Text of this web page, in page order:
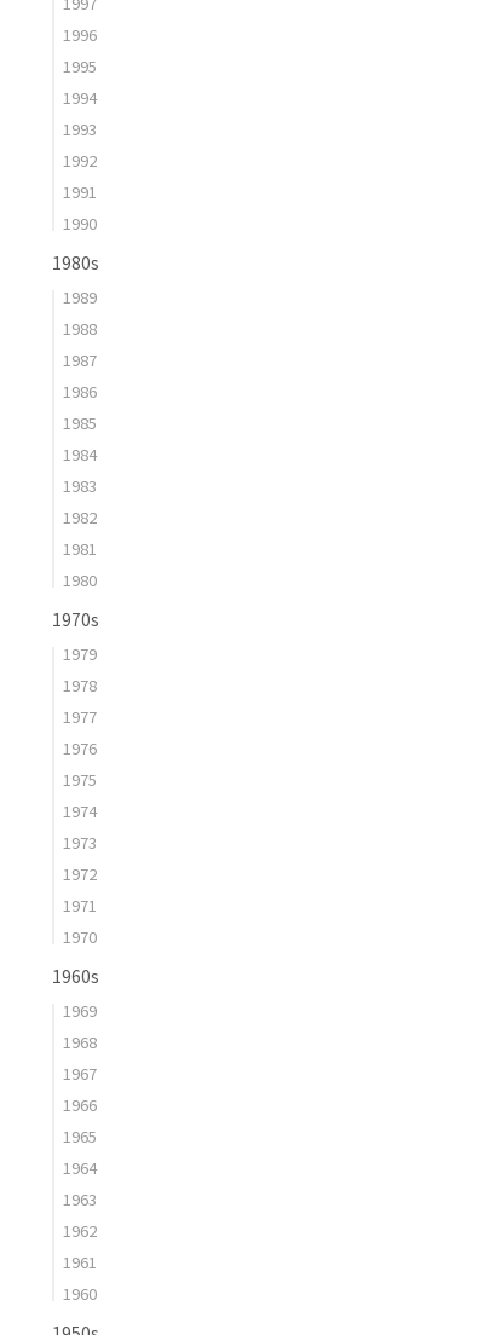
1996
1995
1994
1993
1992
1991
1990
1980s
1989
1988
1987
1986
1985
1984
1983
1982
1981
1980
1970s
1979
1978
1977
1976
1975
1974
1973
1972
1971
1970
1960s
1969
1968
1967
1966
1965
1964
1963
1962
1961
1960